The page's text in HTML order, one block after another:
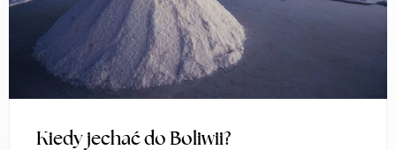
Kiedy jechać do Boliwii?